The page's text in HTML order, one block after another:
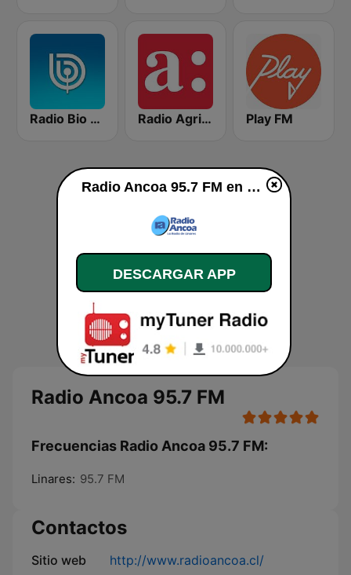
Radio Bio Bio Concepción Radio Agricultura Play FM
Radio Ancoa 95.7 FM
Frecuencias Radio Ancoa 95.7 FM:
Linares: 95.7 FM
Contactos
Sitio web http://www.radioancoa.cl/
Radio Ancoa 95.7 FM en vivo
DESCARGAR APP